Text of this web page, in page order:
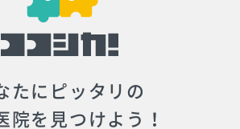
たにピッタリの
院を見つけよう！